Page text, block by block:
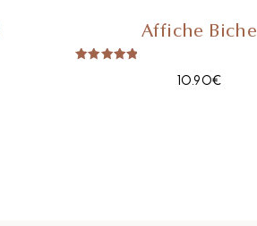
Affiche Biche
10.90€